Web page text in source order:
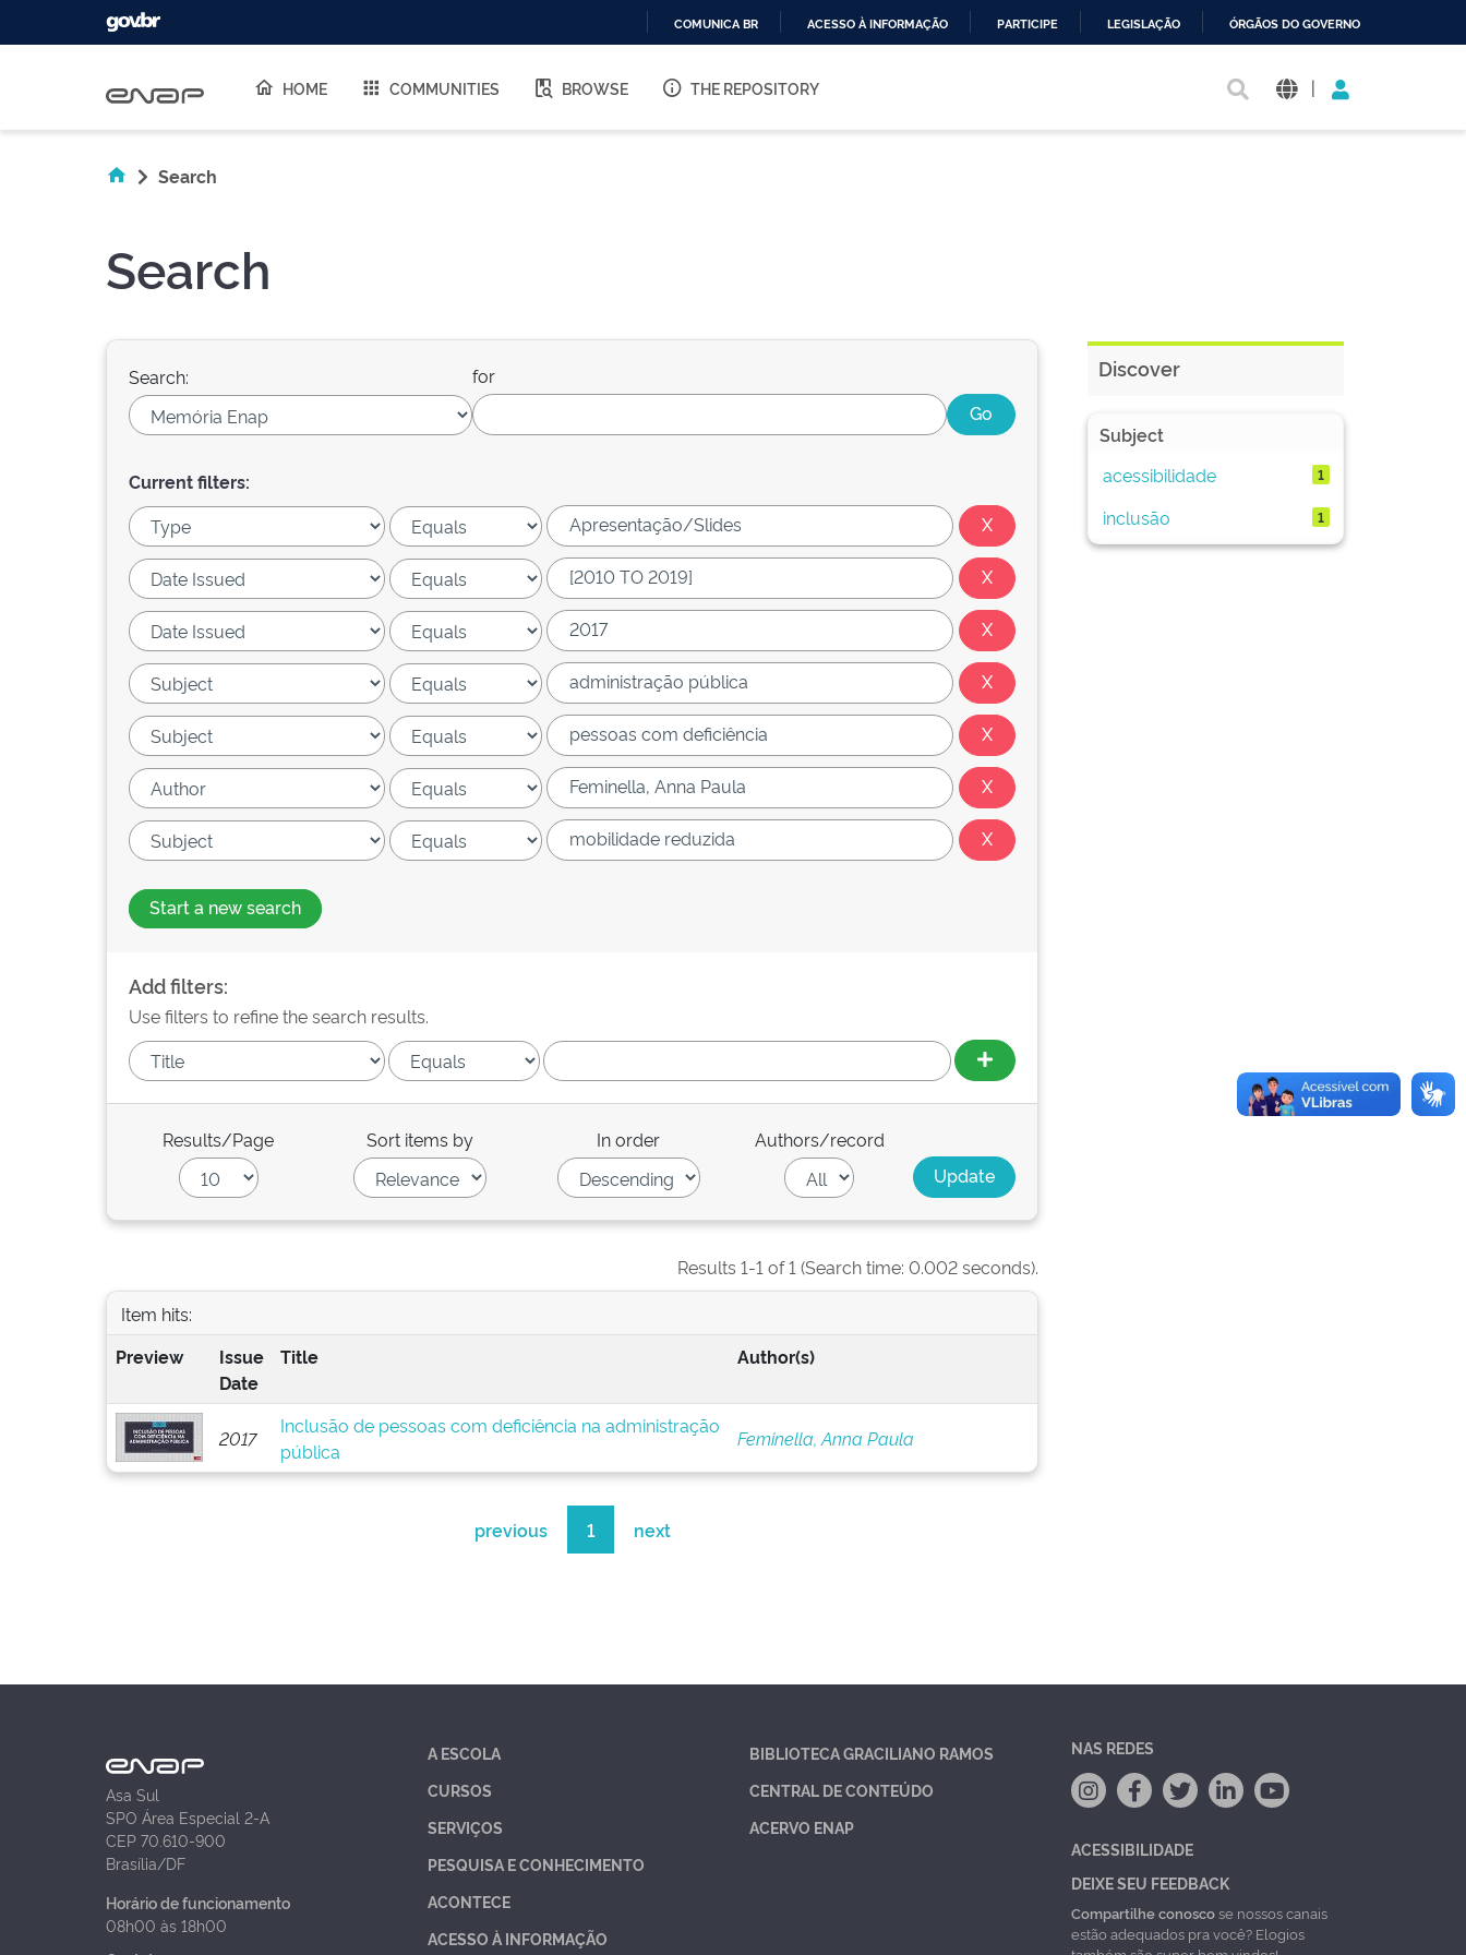
O
COMUNICA BR ACESSO À INFORMAÇÃO PARTICIPE LEGISLAÇÃO ÓRGÃOS DO GOVERNO
HOME COMMUNITIES BROWSE THE REPOSITORY |
Search
Search
Search: for
Current filters:
Start a new search
Add filters:
Use filters to refine the search results.
Results/Page Sort items by In order Authors/record
Results 1-1 of 1 (Search time: 0.002 seconds).
Item hits:
Preview
Issue
Date
Title Author(s)
2017
Inclusão de pessoas com deficiência na administração
pública
Feminella, Anna Paula
previous 1 next
Discover
Subject
acessibilidade
1
inclusão 1
Asa Sul
SPO Área Especial 2-A
CEP 70.610-900
Brasília/DF
Horário de funcionamento
08h00 às 18h00
A ESCOLA
CURSOS
SERVIÇOS
PESQUISA E CONHECIMENTO
ACONTECE
ACESSO À INFORMAÇÃO
BIBLIOTECA GRACILIANO RAMOS
CENTRAL DE CONTEÚDO
ACERVO ENAP
NAS REDES
ACESSIBILIDADE
DEIXE SEU FEEDBACK
Compartilhe conoscose nossos canais
estão adequados pra você? Elogios